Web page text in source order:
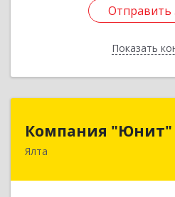
Отправить
Показать
Отправить
Назад
Компания "Юнит"
Ялта
298600, Крым Респ, Ялта